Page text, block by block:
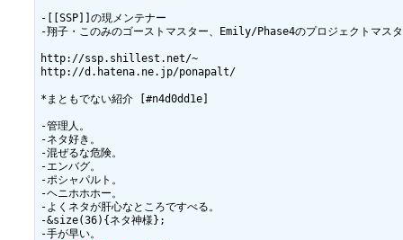
-[[SSP]]の現メンテナー
-翔子・このみのゴーストマスター、Emily/Phase4のプロジェクトマス
http://ssp.shillest.net/~
http://d.hatena.ne.jp/ponapalt/
*まともでない紹介 [#n4d0dd1e]
-管理人。
-ネタ好き。
-混ぜるな危険。
-エンバグ。
-ポシャパルト。
-ヘニホホホー。
-よくネタが肝心なところですべる。
-&size(36){ネタ神様};